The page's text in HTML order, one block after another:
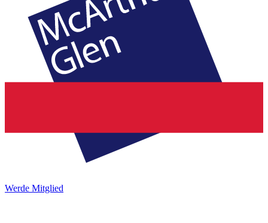
Werde Mitglied